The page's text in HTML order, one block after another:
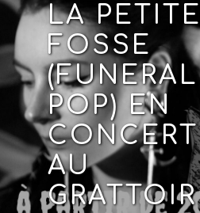
LA PETITE
FOSSE
(FUNERAL
POP) EN
CONCERT
AU
GRATTOIR